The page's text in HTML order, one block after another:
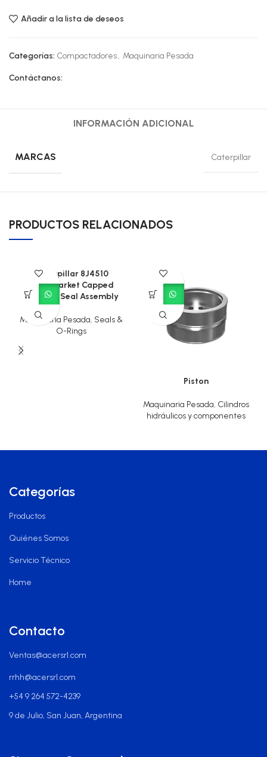
Añadir a la lista de deseos
Categorías: Compactadores, Maquinaria Pesada
Contáctanos:
INFORMACIÓN ADICIONAL
MARCAS Caterpillar
PRODUCTOS RELACIONADOS
Caterpillar 8J4510
Aftermarket Capped
Piston T-Seal Assembly
Maquinaria Pesada, Seals &
O-Rings
Piston
Maquinaria Pesada, Cilindros
hidráulicos y componentes
Categorías
Productos
Quiénes Somos
Servicio Técnico
Home
Contacto
Ventas@acersrl.com
rrhh@acersrl.com
+54 9 264 572-4239
9 de Julio, San Juan, Argentina